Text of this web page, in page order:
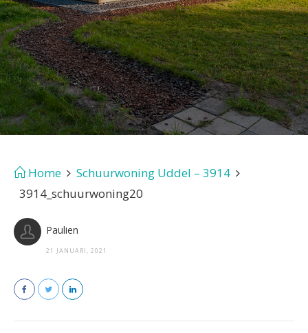
Home
Schuurwoning Uddel – 3914
3914_schuurwoning20
Paulien
21 JANUARI, 2021